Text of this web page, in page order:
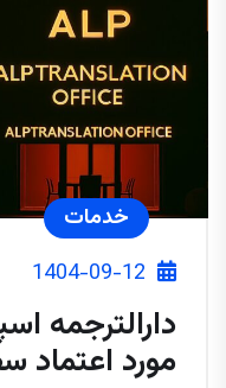
خدمات
1404-09-12
دارالترجمه
مورد اعتماد